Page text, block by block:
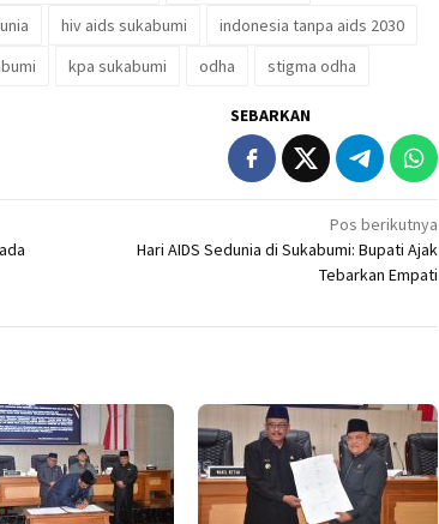
hiv aids sukabumi
indonesia tanpa aids 2030
kpa sukabumi odha stigma odha
SEBARKAN
Pos berikutnya
Hari AIDS Sedunia di Sukabumi: Bupati Ajak
Tebarkan Empati